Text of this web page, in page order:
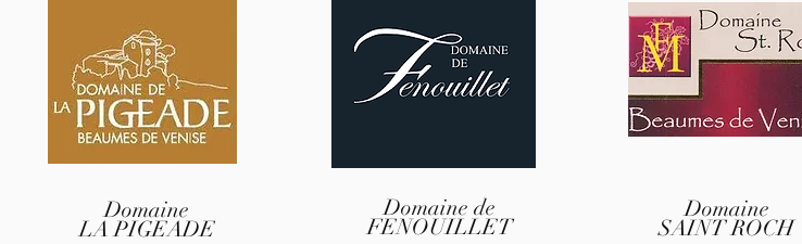
Domaine
LA PIGEADE
Domaine de
FENOUILLET
Domaine
SAINT ROCH